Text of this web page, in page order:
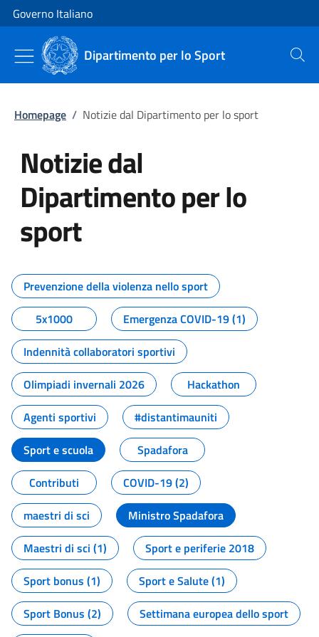
Vai al contenuto
Vai alla navigazione del sito
Governo Italiano
Dipartimento per lo Sport Cerca
Homepage / Notizie dal Dipartimento per lo sport
Notizie dal
Dipartimento per lo
sport
Tutti i contenuti della pagina
Prevenzione della violenza nello sport
5x1000
Emergenza COVID-19 (1)
Indennità collaboratori sportivi
Olimpiadi invernali 2026
Hackathon
Agenti sportivi
#distantimauniti
Sport e scuola
Spadafora
Contributi
COVID-19 (2)
maestri di sci
Ministro Spadafora
Maestri di sci (1)
Sport e periferie 2018
Sport bonus (1)
Sport e Salute (1)
Sport Bonus (2)
Settimana europea dello sport